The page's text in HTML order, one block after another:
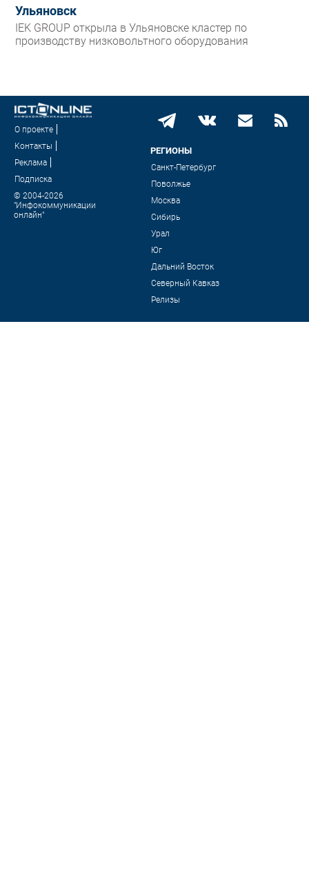
Ульяновск
IEK GROUP открыла в Ульяновске кластер по
производству низковольтного оборудования
О проекте
Контакты
Реклама
Подписка
© 2004-2026
"Инфокоммуникации
онлайн"
РЕГИОНЫ
Санкт-Петербург
Поволжье
Москва
Сибирь
Урал
Юг
Дальний Восток
Северный Кавказ
Релизы